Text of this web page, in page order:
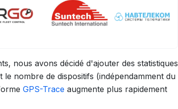
nous avons décidé d'ajouter des statistiques
nombre de dispositifs (indépendamment du
GPS-Trace augmente plus rapidement